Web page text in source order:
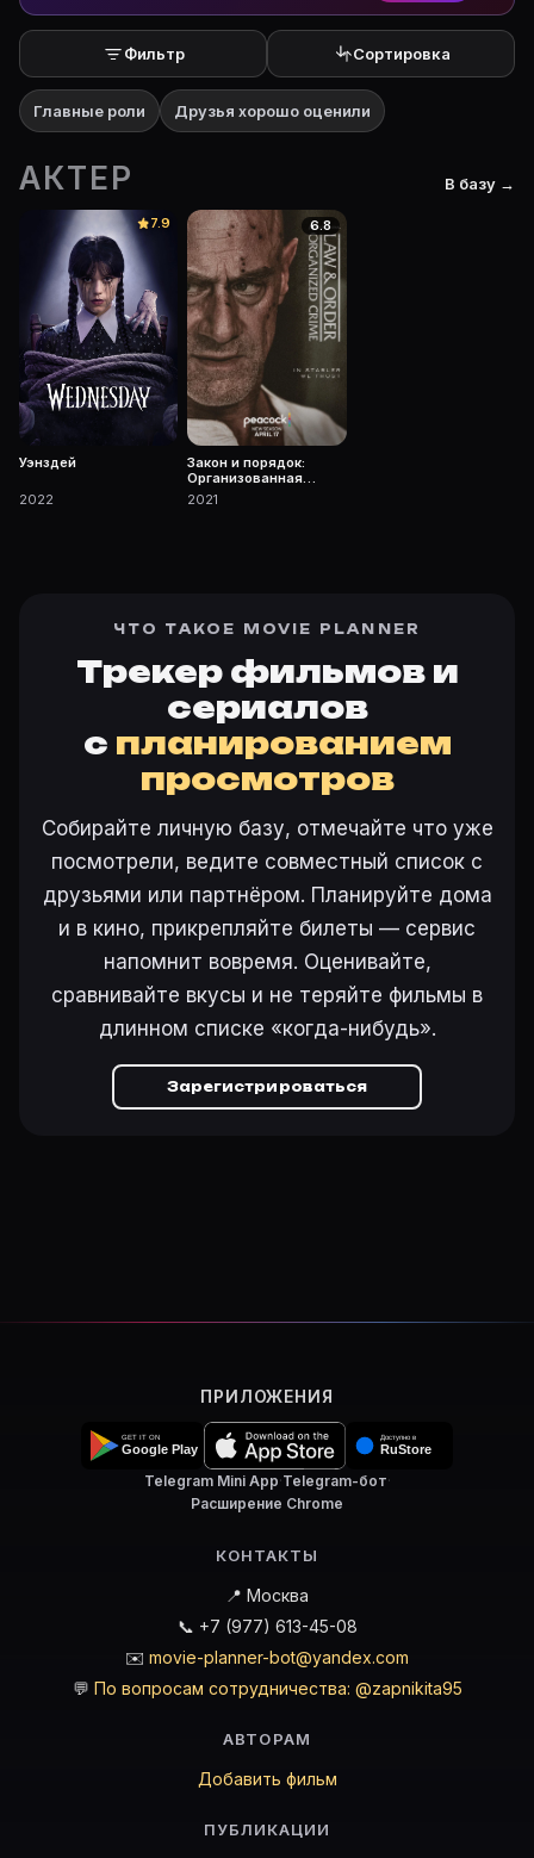
Фильтр Сортировка
Главные роли Друзья хорошо оценили
АКТЕР В базу →
7.9
Уэнздей
2022
6.8
Закон и порядок:
Организованная
преступность
2021
ЧТО ТАКОЕ MOVIE PLANNER
Трекер фильмов и
сериалов
с планированием
просмотров
Собирайте личную базу, отмечайте что уже
посмотрели, ведите совместный список с
друзьями или партнёром. Планируйте дома
и в кино, прикрепляйте билеты — сервис
напомнит вовремя. Оценивайте,
сравнивайте вкусы и не теряйте фильмы в
длинном списке «когда-нибудь».
Зарегистрироваться
ПРИЛОЖЕНИЯ
Telegram Mini App·Telegram-бот·
Расширение Chrome
КОНТАКТЫ
📍 Москва
📞 +7 (977) 613-45-08
✉️ movie-planner-bot@yandex.com
💬 По вопросам сотрудничества: @zapnikita95
АВТОРАМ
Добавить фильм
ПУБЛИКАЦИИ